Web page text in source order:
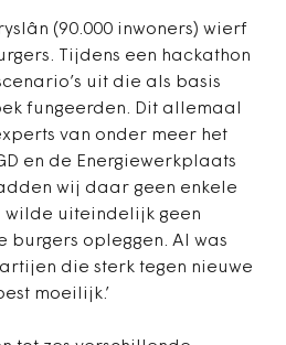
(90.000 inwoners) wierf
Tijdens een hackathon
uit die als basis
fungeerden. Dit allemaal
van onder meer het
en de Energiewerkplaats
wij daar geen enkele
wilde uiteindelijk geen
burgers opleggen. Al was
die sterk tegen nieuwe
moeilijk.’